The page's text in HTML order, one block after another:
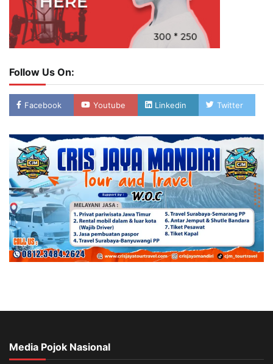
Follow Us On:
Facebook Youtube Linkedin Twitter
Media Pojok Nasional